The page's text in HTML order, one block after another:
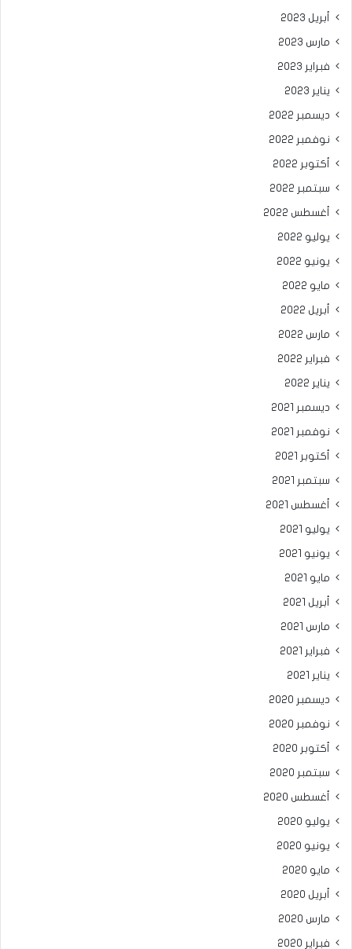
أبريل 2023
مارس 2023
فبراير 2023
يناير 2023
ديسمبر 2022
نوفمبر 2022
أكتوبر 2022
سبتمبر 2022
أغسطس 2022
يوليو 2022
يونيو 2022
مايو 2022
أبريل 2022
مارس 2022
فبراير 2022
يناير 2022
ديسمبر 2021
نوفمبر 2021
أكتوبر 2021
سبتمبر 2021
أغسطس 2021
يوليو 2021
يونيو 2021
مايو 2021
أبريل 2021
مارس 2021
فبراير 2021
يناير 2021
ديسمبر 2020
نوفمبر 2020
أكتوبر 2020
سبتمبر 2020
أغسطس 2020
يوليو 2020
يونيو 2020
مايو 2020
أبريل 2020
مارس 2020
فبراير 2020